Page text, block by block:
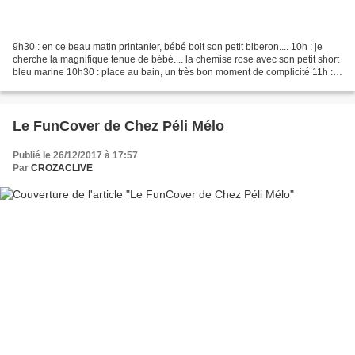
9h30 : en ce beau matin printanier, bébé boit son petit biberon.... 10h : je
cherche la magnifique tenue de bébé.... la chemise rose avec son petit short
bleu marine 10h30 : place au bain, un très bon moment de complicité 11h : il
Le FunCover de Chez Péli Mélo
Publié le 26/12/2017 à 17:57
Par CROZACLIVE